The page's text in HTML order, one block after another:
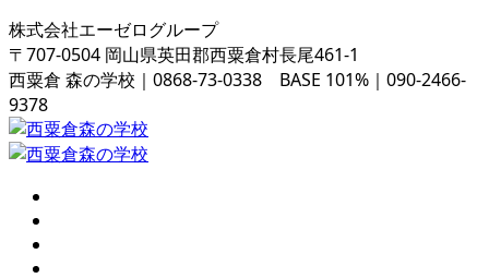
株式会社エーゼログループ
〒707-0504 岡山県英田郡西粟倉村長尾461-1
西粟倉 森の学校｜0868-73-0338 BASE 101%｜090-2466-
9378